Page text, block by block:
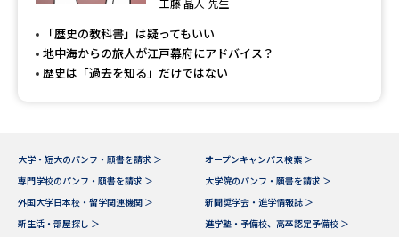
大学で学べる内容や特徴を調べる
データサイエンス特集 奨学金・特待生制度特集
デジタルパンフレット 進路の３択
工藤 晶人 先生
「歴史の教科書」は疑ってもいい
地中海からの旅人が江戸幕府にアドバイス？
歴史は「過去を知る」だけではない
大学・短大のパンフ・願書を請求 ＞
オープンキャンパス検索 ＞
専門学校のパンフ・願書を請求 ＞
大学院のパンフ・願書を請求 ＞
外国大学日本校・留学関連機関 ＞
新聞奨学会・進学情報誌 ＞
新生活・部屋探し ＞
進学塾・予備校、高卒認定予備校 ＞